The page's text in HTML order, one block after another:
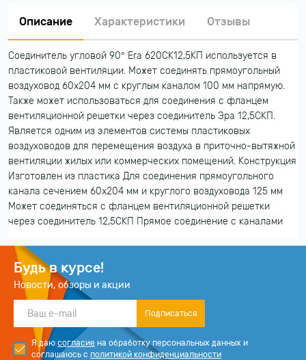
Описание Характеристики Отзывы
Соединитель угловой 90° Era 620СК12,5КП используется в
пластиковой вентиляции. Может соединять прямоугольный
воздуховод 60х204 мм с круглым каналом 100 мм напрямую.
Также может использоваться для соединения с фланцем
вентиляционной решетки через соединитель Эра 12,5СКП.
Является одним из элементов системы пластиковых
воздуховодов для перемещения воздуха в приточно-вытяжной
вентиляции жилых или коммерческих помещений. Конструкция
Изготовлен из пластика Для соединения прямоугольного
канала сечением 60х204 мм и круглого воздуховода 125 мм
Может соединяться с фланцем вентиляционной решетки
через соединитель 12,5СКП Прямое соединение с каналами
Будь в курсе!
Новости, обзоры и акции
Подписаться
Я даю согласие на обработку персональных данных и
соглашаюсь с политикой конфиденциальности